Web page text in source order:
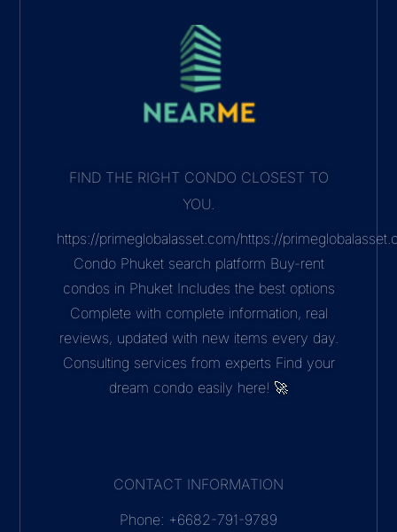
FIND THE RIGHT CONDO CLOSEST TO
YOU.
https://primeglobalasset.com/https://
Condo Phuket search platform Buy-rent
condos in Phuket Includes the best options
Complete with complete information, real
reviews, updated with new items every day.
Consulting services from experts Find your
dream condo easily here! 🚀
CONTACT INFORMATION
Phone: +6682-791-9789